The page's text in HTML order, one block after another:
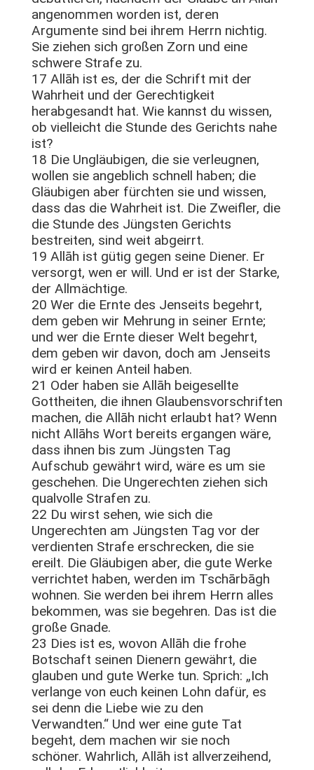
angenommen worden ist, deren
Argumente sind bei ihrem Herrn nichtig.
Sie ziehen sich großen Zorn und eine
schwere Strafe zu.
17 Allāh ist es, der die Schrift mit der
Wahrheit und der Gerechtigkeit
herabgesandt hat. Wie kannst du wissen,
ob vielleicht die Stunde des Gerichts nahe
ist?
18 Die Ungläubigen, die sie verleugnen,
wollen sie angeblich schnell haben; die
Gläubigen aber fürchten sie und wissen,
dass das die Wahrheit ist. Die Zweifler, die
die Stunde des Jüngsten Gerichts
bestreiten, sind weit abgeirrt.
19 Allāh ist gütig gegen seine Diener. Er
versorgt, wen er will. Und er ist der Starke,
der Allmächtige.
20 Wer die Ernte des Jenseits begehrt,
dem geben wir Mehrung in seiner Ernte;
und wer die Ernte dieser Welt begehrt,
dem geben wir davon, doch am Jenseits
wird er keinen Anteil haben.
21 Oder haben sie Allāh beigesellte
Gottheiten, die ihnen Glaubensvorschriften
machen, die Allāh nicht erlaubt hat? Wenn
nicht Allāhs Wort bereits ergangen wäre,
dass ihnen bis zum Jüngsten Tag
Aufschub gewährt wird, wäre es um sie
geschehen. Die Ungerechten ziehen sich
qualvolle Strafen zu.
22 Du wirst sehen, wie sich die
Ungerechten am Jüngsten Tag vor der
verdienten Strafe erschrecken, die sie
ereilt. Die Gläubigen aber, die gute Werke
verrichtet haben, werden im Tschārbāgh
wohnen. Sie werden bei ihrem Herrn alles
bekommen, was sie begehren. Das ist die
große Gnade.
23 Dies ist es, wovon Allāh die frohe
Botschaft seinen Dienern gewährt, die
glauben und gute Werke tun. Sprich: „Ich
verlange von euch keinen Lohn dafür, es
sei denn die Liebe wie zu den
Verwandten.“ Und wer eine gute Tat
begeht, dem machen wir sie noch
schöner. Wahrlich, Allāh ist allverzeihend,